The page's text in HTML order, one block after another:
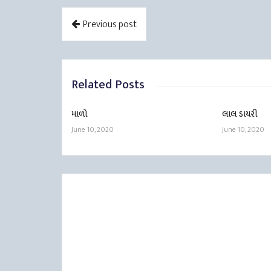
Previous post
Related Posts
માળો
June 10, 2020
લાલ ડાયરી
June 10, 2020